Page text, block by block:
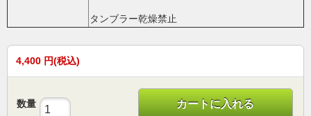
タンブラー乾燥禁止
4,400 円(税込)
数量 カートに入れる